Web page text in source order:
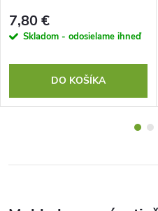
7,80 €
Skladom - odosielame ihneď
DO KOŠÍKA